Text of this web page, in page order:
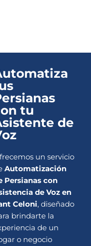
tu
de
un servicio
Automatización
Persianas con
de Voz en
Celoni, diseñado
brindarte la
de un
o negocio